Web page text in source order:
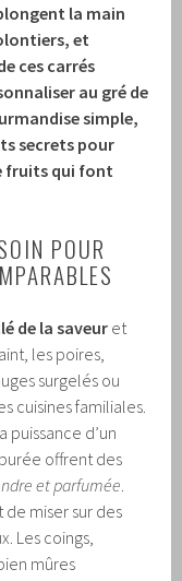
la main
et
ces carrés
au gré de
simple,
secrets pour
fruits qui font
POUR
de la saveuret
les poires,
surgelés ou
cuisines familiales.
puissance d’un
offrent des
et parfumée
de miser sur des
Les coings,
mûres